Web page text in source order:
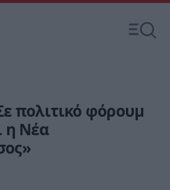
πολιτικό φόρουμ
η Νέα